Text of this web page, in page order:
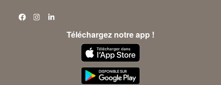
Téléchargez notre app !